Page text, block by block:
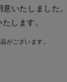
意いたしました
します。
がございます。